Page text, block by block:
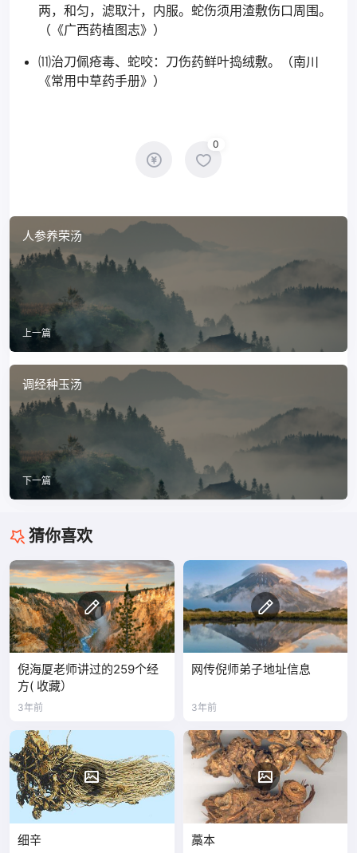
两，和匀，滤取汁，内服。蛇伤须用渣敷伤口周围。
（《广西药植图志》）
⑾治刀佩疮毒、蛇咬：刀伤药鲜叶捣绒敷。（南川
《常用中草药手册》）
0
人参养荣汤
上一篇
调经种玉汤
下一篇
猜你喜欢
倪海厦老师讲过的259个经
方( 收藏）
3年前
网传倪师弟子地址信息
3年前
细辛 藁本